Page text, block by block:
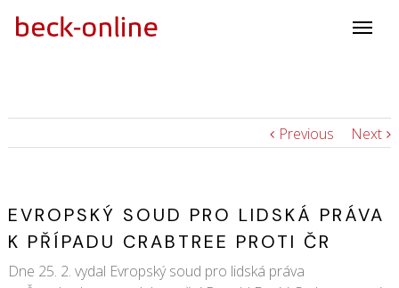
Previous Next
EVROPSKÝ SOUD PRO LIDSKÁ PRÁVA
K PŘÍPADU CRABTREE PROTI ČR
Dne 25. 2. vydal Evropský soud pro lidská práva